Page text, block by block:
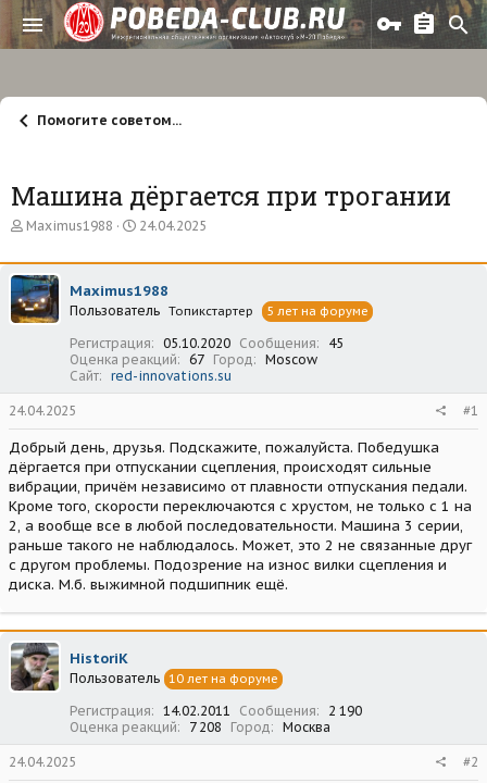
Помогите советом...
Машина дёргается при трогании
А
т
о
р
т
Maximus1988
Д
т
н
а
а
л
а
24.04.2025
Maximus1988
Пользователь Топикстартер 5 лет на форуме
Регистрация 05.10.2020 Сообщения
45
Оценка реакций
67 Город
Moscow
Сайт
red-innovations.su
24.04.2025 #1
Добрый день, друзья. Подскажите, пожалуйста. Победушка
дёргается при отпускании сцепления, происходят сильные
вибрации, причём независимо от плавности отпускания педали.
Кроме того, скорости переключаются с хрустом, не только с 1 на
2, а вообще все в любой последовательности. Машина 3 серии,
раньше такого не наблюдалось. Может, это 2 не связанные друг
с другом проблемы. Подозрение на износ вилки сцепления и
диска. М.б. выжимной подшипник ещё.
HistoriK
Пользователь 10 лет на форуме
Регистрация 14.02.2011 Сообщения
2 190
Оценка реакций
7 208 Город Москва
24.04.2025 #2